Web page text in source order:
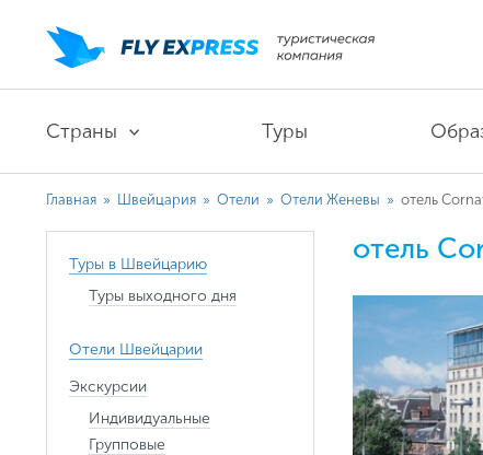
Страны Туры
Главная » Швейцария » Отели » Отели Женевы » отель
Туры в Швейцарию
Туры выходного дня
Отели Швейцарии
Экскурсии
Индивидуальные
Групповые
отель